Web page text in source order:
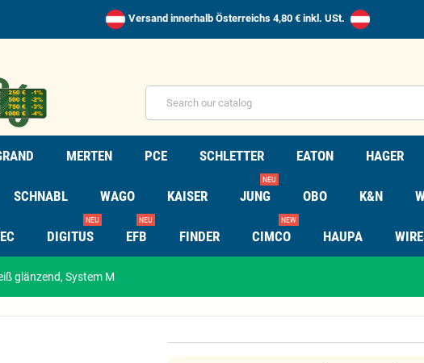
Versand innerhalb Österreichs 4,80 € inkl. USt.
MERTEN PCE SCHLETTER EATON HAGER
SCHNABL WAGO KAISER JUNG
NEU
OBO K&N
DIGITUS
NEU
EFB
NEU
FINDER CIMCO
NEW
HAUPA
glänzend, System M